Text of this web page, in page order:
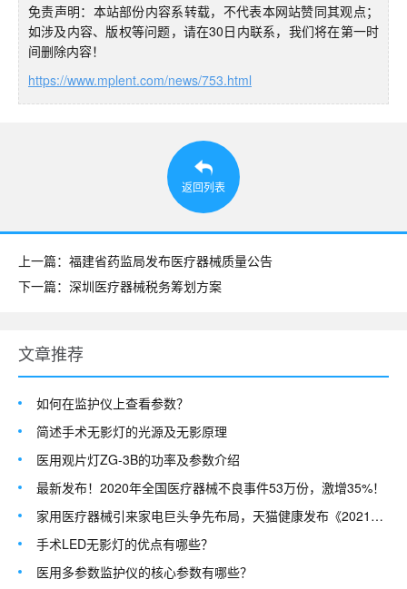
免责声明：本站部份内容系转载，不代表本网站赞同其观点；
如涉及内容、版权等问题，请在30日内联系，我们将在第一时
间删除内容！
https://www.mplent.com/news/753.html
返回列表
上一篇：福建省药监局发布医疗器械质量公告
下一篇：深圳医疗器械税务筹划方案
文章推荐
如何在监护仪上查看参数？
简述手术无影灯的光源及无影原理
医用观片灯ZG-3B的功率及参数介绍
最新发布！2020年全国医疗器械不良事件53万份，激增35%！
家用医疗器械引来家电巨头争先布局，天猫健康发布《2021中国互联网家用健康
手术LED无影灯的优点有哪些？
医用多参数监护仪的核心参数有哪些？